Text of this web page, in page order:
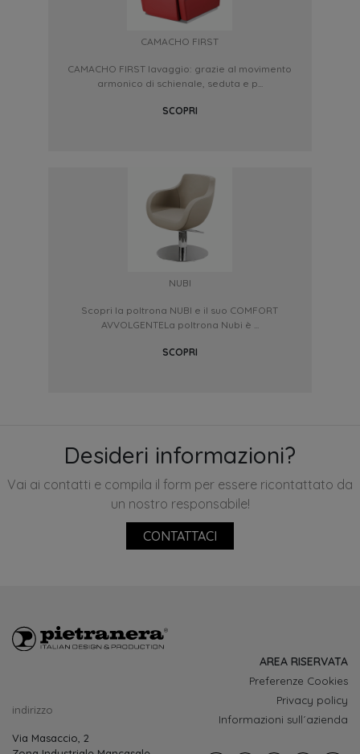
CAMACHO FIRST
CAMACHO FIRST lavaggio: grazie al movimento
armonico di schienale, seduta e p...
SCOPRI
NUBI
Scopri la poltrona NUBI e il suo COMFORT
AVVOLGENTELa poltrona Nubi è ...
SCOPRI
Desideri informazioni?
Vai ai contatti e compila il form per essere ricontattato da
un nostro responsabile!
CONTATTACI
AREA RISERVATA
indirizzo
Via Masaccio, 2
Preferenze Cookies
Privacy policy
Informazioni sull´azienda